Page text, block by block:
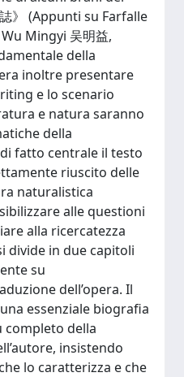
》 (Appunti su Farfalle
Mingyi 吴明益,
della
inoltre presentare
e lo scenario
e natura saranno
della
fatto centrale il testo
riuscito delle
naturalistica
alle questioni
alla ricercatezza
divide in due capitoli
su
dell’opera. Il
essenziale biografia
completo della
insistendo
lo caratterizza e che